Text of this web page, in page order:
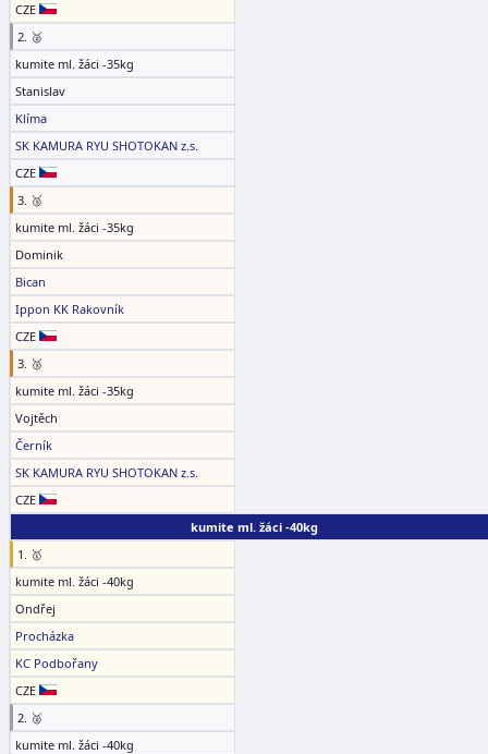
CZE
2. 🥈
kumite ml. žáci -35kg
Stanislav
Klíma
SK KAMURA RYU SHOTOKAN z.s.
CZE
3. 🥉
kumite ml. žáci -35kg
Dominik
Bican
Ippon KK Rakovník
CZE
3. 🥉
kumite ml. žáci -35kg
Vojtěch
Černík
SK KAMURA RYU SHOTOKAN z.s.
CZE
kumite ml. žáci -40kg
1. 🥇
kumite ml. žáci -40kg
Ondřej
Procházka
KC Podbořany
CZE
2. 🥈
kumite ml. žáci -40kg